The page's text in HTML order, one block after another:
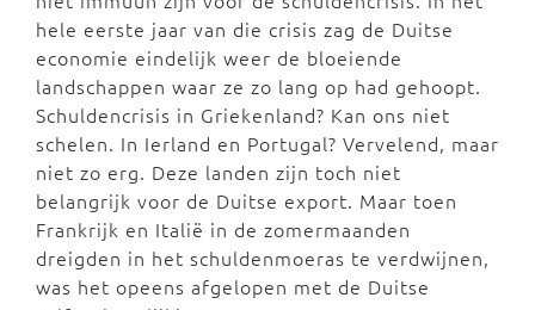
hele eerste jaar van die crisis zag de Duitse
economie eindelijk weer de bloeiende
landschappen waar ze zo lang op had gehoopt.
Schuldencrisis in Griekenland? Kan ons niet
schelen. In Ierland en Portugal? Vervelend, maar
niet zo erg. Deze landen zijn toch niet
belangrijk voor de Duitse export. Maar toen
Frankrijk en Italië in de zomermaanden
dreigden in het schuldenmoeras te verdwijnen,
was het opeens afgelopen met de Duitse